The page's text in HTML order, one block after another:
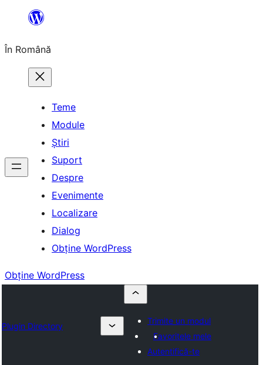
conținut
În Română
Teme
Module
Știri
Suport
Despre
Evenimente
Localizare
Dialog
Obține WordPress
Obține WordPress
Plugin Directory
Trimite un modul
Favoritele mele
Autentifică-te